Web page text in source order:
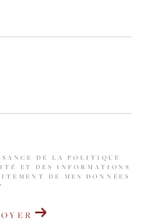
DE LA POLITIQUE
ET DES INFORMATIONS
DE MES DONNÉES